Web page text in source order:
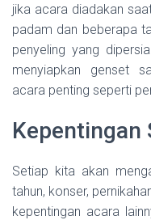
jika acara diadakan
padam dan beberapa
penyeling yang
menyiapkan genset
acara penting seperti
Kepentingan
Setiap kita akan
tahun, konser,
kepentingan acara